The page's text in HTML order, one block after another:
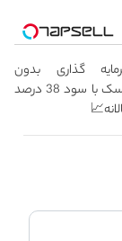
گذاری بدون
ریسک با سود 38 درصد